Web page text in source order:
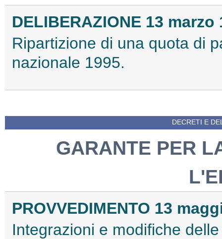
DELIBERAZIONE 13 marzo
Ripartizione di una quota di
nazionale 1995.
DECRETI E
GARANTE PER
PROVVEDIMENTO 13
Integrazioni e modifiche